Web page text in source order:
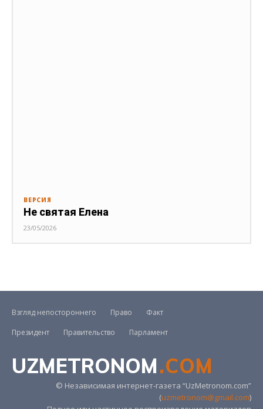
ВЕРСИЯ
Не святая Елена
23/05/2026
Взгляд непостороннего Право
Факт
Президент
Правительство Парламент
UZMETRONOM.COM
© Независимая интернет-газета “UzMetronom.com”
(uzmetronom@gmail.com)